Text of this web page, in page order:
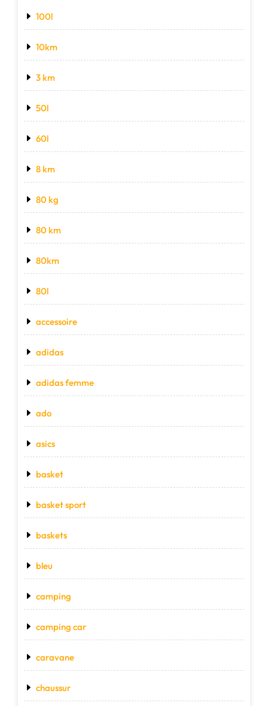
100l
10km
3 km
50l
60l
8 km
80 kg
80 km
80km
80l
accessoire
adidas
adidas femme
ado
asics
basket
basket sport
baskets
bleu
camping
camping car
caravane
chaussur